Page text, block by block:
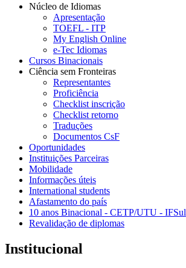
Núcleo de Idiomas
Apresentação
TOEFL - ITP
My English Online
e-Tec Idiomas
Cursos Binacionais
Ciência sem Fronteiras
Representantes
Proficiência
Checklist inscrição
Checklist retorno
Traduções
Documentos CsF
Oportunidades
Instituições Parceiras
Mobilidade
Informações úteis
International students
Afastamento do país
10 anos Binacional - CETP/UTU - IFSul
Revalidação de diplomas
Institucional